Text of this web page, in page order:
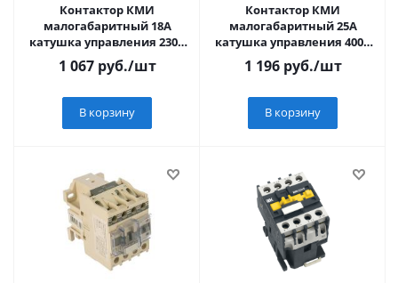
Контактор КМИ
малогабаритный 18А
катушка управления 230В
АС 1НЗ
1 067руб./шт
В корзину
Контактор КМИ
малогабаритный 25А
катушка управления 400В
АС 1НО
1 196руб./шт
В корзину